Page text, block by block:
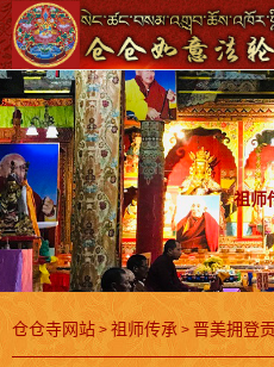
祖师
仓仓寺网站> 祖师传承 > 晋美拥登